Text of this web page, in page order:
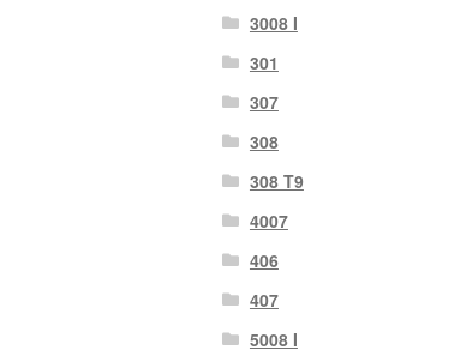
3008 I
301
307
308
308 T9
4007
406
407
5008 I